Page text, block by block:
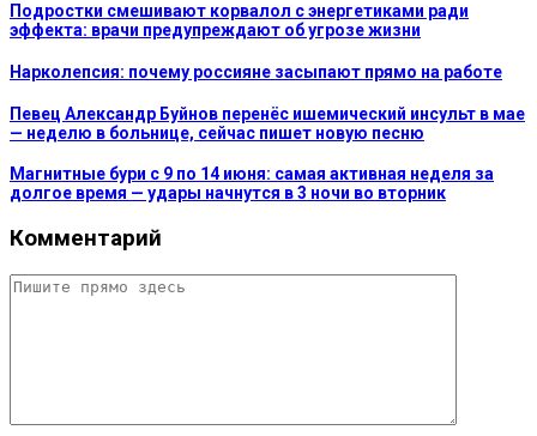
Подростки смешивают корвалол с энергетиками ради
эффекта: врачи предупреждают об угрозе жизни
Нарколепсия: почему россияне засыпают прямо на работе
Певец Александр Буйнов перенёс ишемический инсульт в мае
— неделю в больнице, сейчас пишет новую песню
Магнитные бури с 9 по 14 июня: самая активная неделя за
долгое время — удары начнутся в 3 ночи во вторник
Комментарий